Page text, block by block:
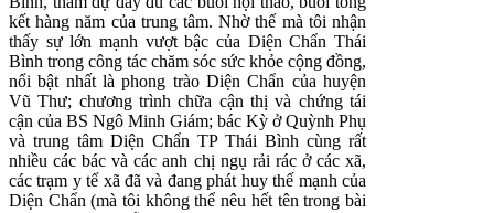
kết hàng năm của trung tâm. Nhờ thế mà tôi nhận
thấy sự lớn mạnh vượt bậc của Diện Chẩn Thái
Bình trong công tác chăm sóc sức khỏe cộng đồng,
nổi bật nhất là phong trào Diện Chẩn của huyện
Vũ Thư; chương trình chữa cận thị và chứng tái
cận của BS Ngô Minh Giám; bác Kỳ ở Quỳnh Phụ
và trung tâm Diện Chẩn TP Thái Bình cùng rất
nhiều các bác và các anh chị ngụ rải rác ở các xã,
các trạm y tế xã đã và đang phát huy thế mạnh của
Diện Chẩn (mà tôi không thể nêu hết tên trong bài